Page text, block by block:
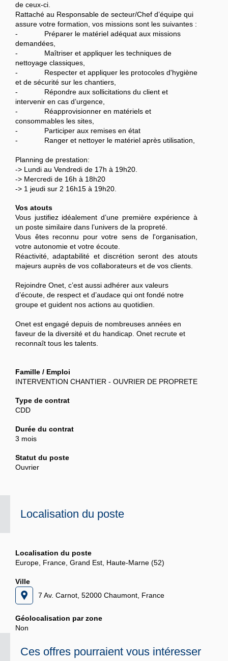
de ceux-ci.
Rattaché au Responsable de secteur/Chef d’équipe qui
assure votre formation, vos missions sont les suivantes :
- Préparer le matériel adéquat aux missions
demandées,
- Maîtriser et appliquer les techniques de
nettoyage classiques,
- Respecter et appliquer les protocoles d'hygiène
et de sécurité sur les chantiers,
- Répondre aux sollicitations du client et
intervenir en cas d’urgence,
- Réapprovisionner en matériels et
consommables les sites,
- Participer aux remises en état
- Ranger et nettoyer le matériel après utilisation,
Planning de prestation:
-> Lundi au Vendredi de 17h à 19h20.
-> Mercredi de 16h à 18h20
-> 1 jeudi sur 2 16h15 à 19h20.
Vos atouts
Vous justifiez idéalement d’une première expérience à
un poste similaire dans l’univers de la propreté.
Vous êtes reconnu pour votre sens de l'organisation,
votre autonomie et votre écoute.
Réactivité, adaptabilité et discrétion seront des atouts
majeurs auprès de vos collaborateurs et de vos clients.
Rejoindre Onet, c’est aussi adhérer aux valeurs
d’écoute, de respect et d’audace qui ont fondé notre
groupe et guident nos actions au quotidien.
Onet est engagé depuis de nombreuses années en
faveur de la diversité et du handicap. Onet recrute et
reconnaît tous les talents.
Famille / Emploi
INTERVENTION CHANTIER - OUVRIER DE PROPRETE
Type de contrat
CDD
Durée du contrat
3 mois
Statut du poste
Ouvrier
Localisation du poste
Localisation du poste
Europe, France, Grand Est, Haute-Marne (52)
Ville
7 Av. Carnot, 52000 Chaumont, France
Géolocalisation par zone
Non
Ces offres pourraient vous intéresser